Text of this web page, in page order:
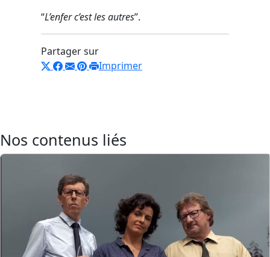
“L’enfer c’est les autres”.
Partager sur
Imprimer
Nos contenus liés